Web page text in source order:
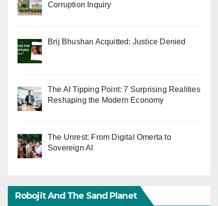
Corruption Inquiry
Brij Bhushan Acquitted: Justice Denied
The AI Tipping Point: 7 Surprising Realities
Reshaping the Modern Economy
The Unrest: From Digital Omerta to
Sovereign AI
Robojit And The Sand Planet